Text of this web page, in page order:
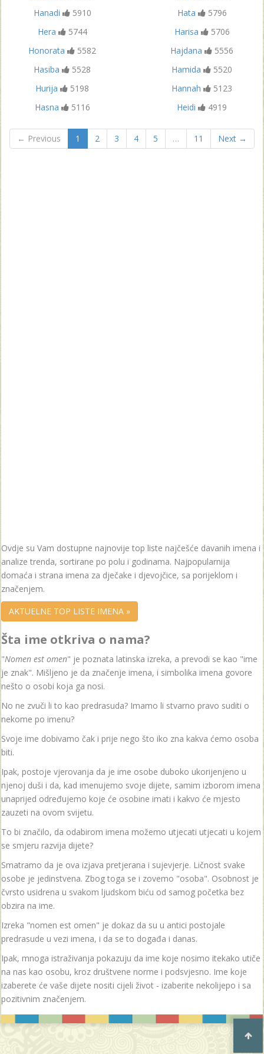
Hanadi
5910 Hata
5796
Hera
5744 Harisa
5706
Honorata
5582 Hajdana
5556
Hasiba
5528 Hamida
5520
Hurija
5198 Hannah
5123
Hasna
5116 Heidi 4919
← Previous 1 2 3 4 5 … 11 Next →
Ovdje su Vam dostupne najnovije top liste najčešće davanih imena i
analize trenda, sortirane po polu i godinama. Najpopularnija
domaća i strana imena za dječake i djevojčice, sa porijeklom i
značenjem.
AKTUELNE TOP LISTE IMENA »
Šta ime otkriva o nama?
"Nomen est omen" je poznata latinska izreka, a prevodi se kao "ime
je znak". Mišljeno je da značenje imena, i simbolika imena govore
nešto o osobi koja ga nosi.
No ne zvuči li to kao predrasuda? Imamo li stvarno pravo suditi o
nekome po imenu?
Svoje ime dobivamo čak i prije nego što iko zna kakva ćemo osoba
biti.
Ipak, postoje vjerovanja da je ime osobe duboko ukorijenjeno u
njenoj duši i da, kad imenujemo svoje dijete, samim izborom imena
unaprijed određujemo koje će osobine imati i kakvo će mjesto
zauzeti na ovom svijetu.
To bi značilo, da odabirom imena možemo utjecati utjecati u kojem
se smjeru razvija dijete?
Smatramo da je ova izjava pretjerana i sujevjerje. Ličnost svake
osobe je jedinstvena. Zbog toga se i zovemo "osoba". Osobnost je
čvrsto usidrena u svakom ljudskom biću od samog početka bez
obzira na ime.
Izreka "nomen est omen" je dokaz da su u antici postojale
predrasude u vezi imena, i da se to događa i danas.
Ipak, mnoga istraživanja pokazuju da ime koje nosimo itekako utiče
na nas kao osobu, kroz društvene norme i podsvjesno. Ime koje
izaberete će vaše dijete nositi cijeli život - izaberite nekolijepo i sa
pozitivnim značenjem.